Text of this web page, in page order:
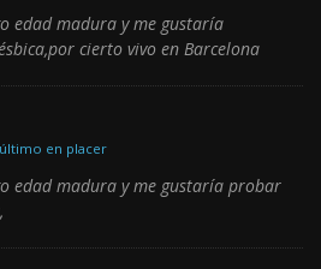
edad madura y me gustaría
cierto vivo en Barcelona
en placer
edad madura y me gustaría probar